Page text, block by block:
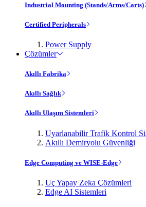
Industrial Mounting (Stands/Arms/Carts)
Certified Peripherals
Power Supply
Çözümler
Akıllı Fabrika
Akıllı Sağlık
Akıllı Ulaşım Sistemleri
Uyarlanabilir Trafik Kontrol
Akıllı Demiryolu Güvenliği
Edge Computing ve WISE-Edge
Uç Yapay Zeka Çözümleri
Edge AI Sistemleri